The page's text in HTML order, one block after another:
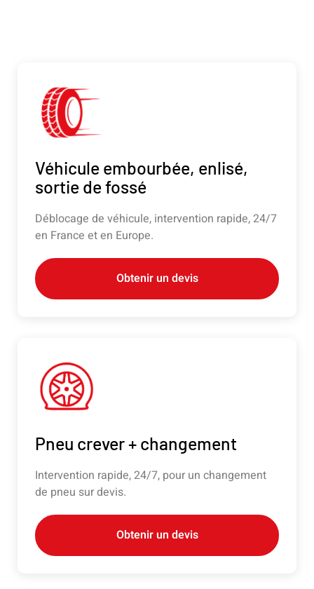
Véhicule embourbée, enlisé,
sortie de fossé
Déblocage de véhicule, intervention rapide, 24/7
en France et en Europe.
Obtenir un devis
Pneu crever + changement
Intervention rapide, 24/7, pour un changement
de pneu sur devis.
Obtenir un devis